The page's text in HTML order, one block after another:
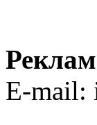
E-mail: